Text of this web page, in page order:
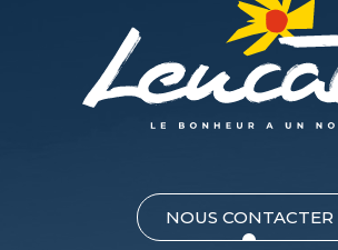
NOUS CONTACTER